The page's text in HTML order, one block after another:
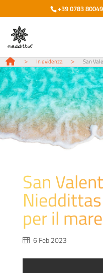
+39 0783
> In evidenza > San
San
per il mare
6 Feb 2023